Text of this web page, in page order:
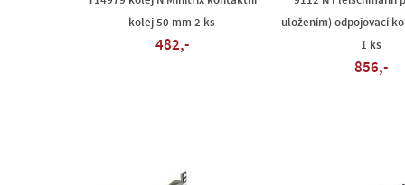
kolej 50 mm 2 ks
482,-
uložením) odpojovací
1 ks
856,-